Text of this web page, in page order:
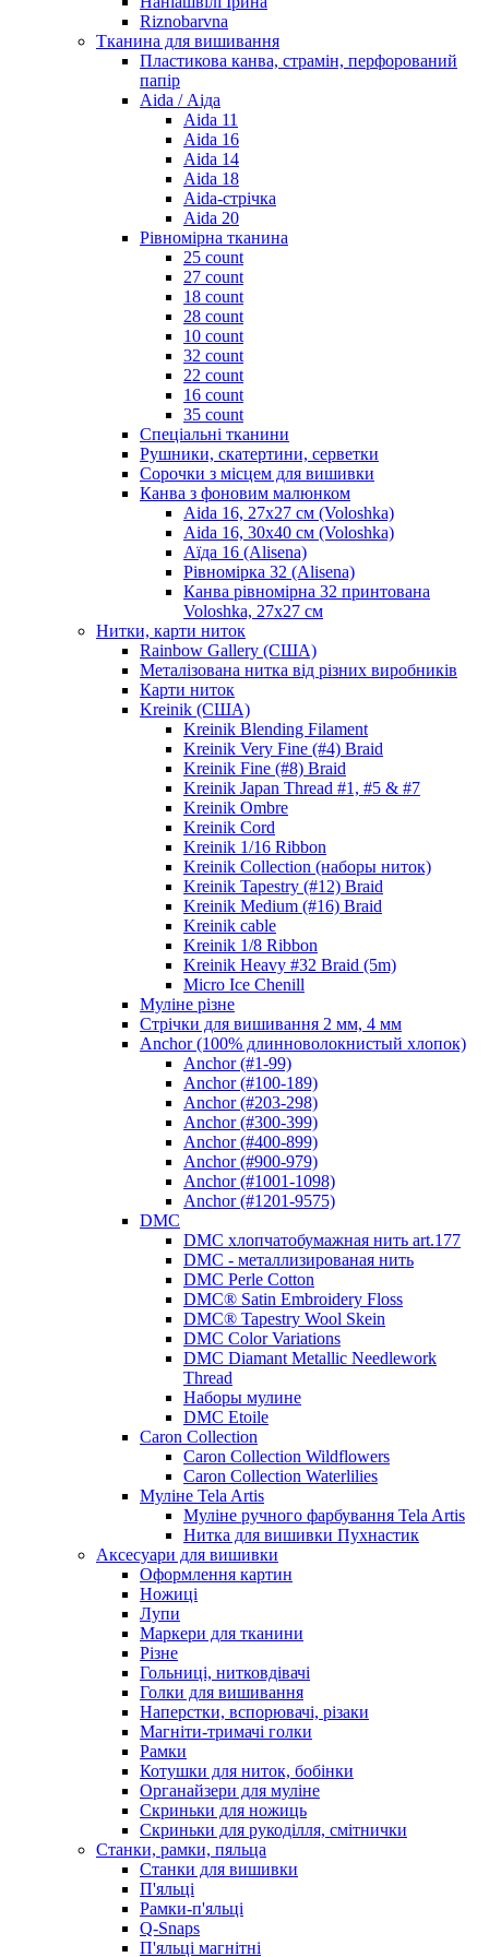
Riznobarvna
Тканина для вишивання
Пластикова канва, страмін, перфорований
папір
Aida / Аіда
Aida 11
Aida 16
Aida 14
Aida 18
Aida-стрічка
Aida 20
Рівномірна тканина
25 count
27 count
18 count
28 count
10 count
32 count
22 count
16 count
35 count
Спеціальні тканини
Рушники, скатертини, серветки
Сорочки з місцем для вишивки
Канва з фоновим малюнком
Aida 16, 27х27 см (Voloshka)
Aida 16, 30х40 см (Voloshka)
Аїда 16 (Alisena)
Рівномірка 32 (Alisena)
Канва рівномірна 32 принтована
Voloshka, 27х27 см
Нитки, карти ниток
Rainbow Gallery (США)
Металізована нитка від різних виробників
Карти ниток
Kreinik (США)
Kreinik Blending Filament
Kreinik Very Fine (#4) Braid
Kreinik Fine (#8) Braid
Kreinik Japan Thread #1, #5 & #7
Kreinik Ombre
Kreinik Cord
Kreinik 1/16 Ribbon
Kreinik Collection (наборы ниток)
Kreinik Tapestry (#12) Braid
Kreinik Medium (#16) Braid
Kreinik cable
Kreinik 1/8 Ribbon
Kreinik Heavy #32 Braid (5m)
Micro Ice Chenill
Муліне різне
Стрічки для вишивання 2 мм, 4 мм
Anchor (100% длинноволокнистый хлопок)
Anchor (#1-99)
Anchor (#100-189)
Anchor (#203-298)
Anchor (#300-399)
Anchor (#400-899)
Anchor (#900-979)
Anchor (#1001-1098)
Anchor (#1201-9575)
DMC
DMC хлопчатобумажная нить art.177
DMC - металлизированая нить
DMC Perle Cotton
DMC® Satin Embroidery Floss
DMC® Tapestry Wool Skein
DMC Color Variations
DMC Diamant Metallic Needlework
Thread
Наборы мулине
DMC Etoile
Caron Collection
Caron Collection Wildflowers
Caron Collection Waterlilies
Муліне Tela Artis
Муліне ручного фарбування Tela Artis
Нитка для вишивки Пухнастик
Аксесуари для вишивки
Оформлення картин
Ножиці
Лупи
Маркери для тканини
Різне
Гольниці, нитковдівачі
Голки для вишивання
Наперстки, вспорювачі, різаки
Магніти-тримачі голки
Рамки
Котушки для ниток, бобінки
Органайзери для муліне
Скриньки для ножиць
Скриньки для рукоділля, смітнички
Станки, рамки, пяльца
Станки для вишивки
П'яльці
Рамки-п'яльці
Q-Snaps
П'яльці магнітні